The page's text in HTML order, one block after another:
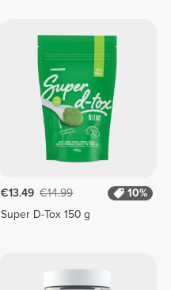
€13.49 €14.99
10%
Super D-Tox 150 g